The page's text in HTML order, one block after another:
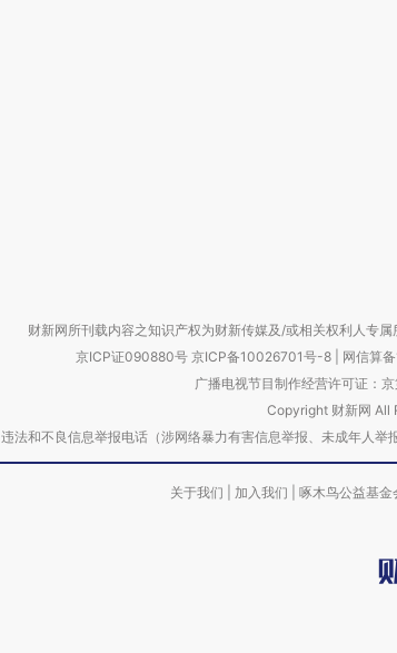
财新网所刊载内容之知识产权为财新传媒及/或相关权利人专
京ICP证090880号 京ICP备10026701号-8 网信算
广播电视节目制作经营许可证：
Copyright 财新网 All
违法和不良信息举报电话（涉网络暴力有害信息举报、未成年
关于我们 加入我们 啄木鸟公益基金